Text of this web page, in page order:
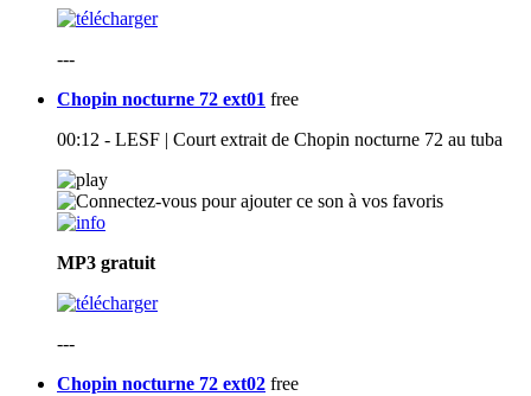
---
Chopin nocturne 72 ext01 free
00:12 - LESF | Court extrait de Chopin nocturne 72 au tuba
MP3 gratuit
---
Chopin nocturne 72 ext02 free